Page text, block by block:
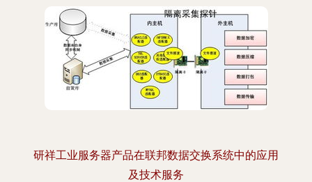
研祥工业服务器产品在联邦数据交换系统中的应用
及技术服务